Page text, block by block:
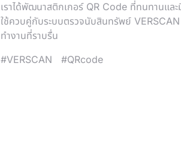
เราได้พัฒนาสติกเกอร์ QR Code ที่ทนทานและ
ใช้ควบคู่กับระบบตรวจนับสินทรัพย์ VERSCAN
ทำงานที่ราบรื่น
#VERSCAN #QRcode